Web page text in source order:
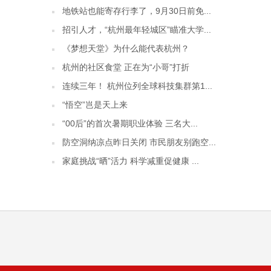
地铁站也能寄存行李了，9月30日前免...
招引人才，“杭州最年轻城区”瞄准大学...
《梦想天堂》为什么能代表杭州？
杭州的社区食堂 正在为“小哥”打折
连续三年！ 杭州位列全球科技集群第1...
“悟空”岂是天上来
“00后”的首次暑期职业体验 三名大...
防空洞纳凉点昨日关闭 市民朋友别跑空...
家庭挑战“晒”活力 科学减重促健康 ...